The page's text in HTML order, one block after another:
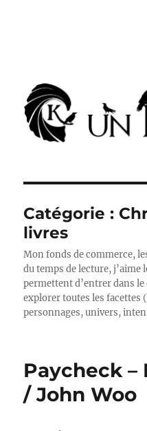
Catégorie :
livres
Mon fonds de commerce,
du temps de lecture,
permettent d’entrer dans
explorer toutes les
personnages, univers,
Paycheck –
/ John Woo